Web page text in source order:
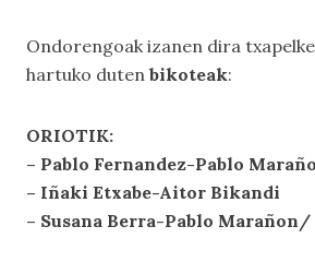
Ondorengoak izanen dira
hartuko duten bikoteak:
ORIOTIK:
– Pablo Fernandez-Pablo
– Iñaki Etxabe-Aitor Bikandi
– Susana Berra-Pablo